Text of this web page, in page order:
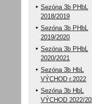
Sezóna 3b PHbL
2018/2019
Sezóna 3b PHbL
2019/2020
Sezóna 3b PHbL
2020/2021
Sezóna 3b HbL
VÝCHOD r.2022
Sezóna 3b HbL
VÝCHOD 2022/